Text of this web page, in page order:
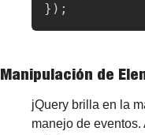
});
Manipulación de
jQuery brilla en la
manejo de